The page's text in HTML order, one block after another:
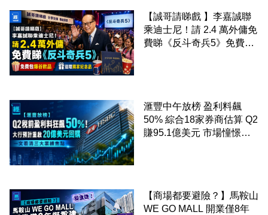
【誠哥請睇戲 】李嘉誠聯
乘迪士尼！請 2.4 萬外傭免
費睇《反斗奇兵5》免費包
滙豐中午放榜 盈利料飆
50% 綜合18家券商估算 Q2
賺95.1億美元 市場憧憬重
【商場都要避險？】馬鞍山
WE GO MALL 開業僅8年